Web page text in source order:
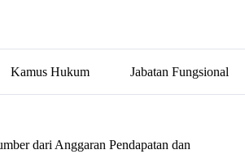
Kamus Hukum Jabatan Fungsional
dari Anggaran Pendapatan dan